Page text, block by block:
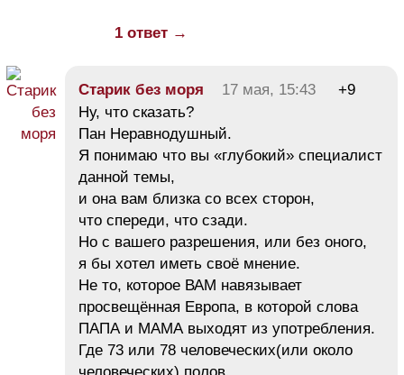
1 ответ →
Старик без моря 17 мая, 15:43
+9
Ну, что сказать?
Пан Неравнодушный.
Я понимаю что вы «глубокий» специалист
данной темы,
и она вам близка со всех сторон,
что спереди, что сзади.
Но с вашего разрешения, или без оного,
я бы хотел иметь своё мнение.
Не то, которое ВАМ навязывает
просвещённая Европа, в которой слова
ПАПА и МАМА выходят из употребления.
Где 73 или 78 человеческих(или около
человеческих) полов.